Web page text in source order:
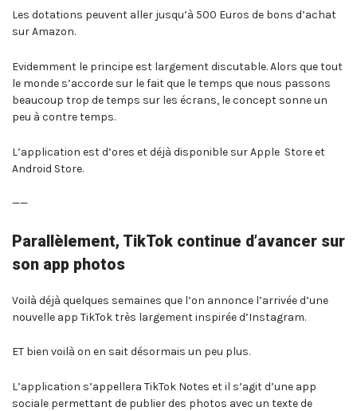
Les dotations peuvent aller jusqu’à 500 Euros de bons d’achat
sur Amazon.
Evidemment le principe est largement discutable. Alors que tout
le monde s’accorde sur le fait que le temps que nous passons
beaucoup trop de temps sur les écrans, le concept sonne un
peu à contre temps.
L’application est d’ores et déjà disponible sur Apple Store et
Android Store.
——
Parallèlement, TikTok continue d’avancer sur
son app photos
Voilà déjà quelques semaines que l’on annonce l’arrivée d’une
nouvelle app TikTok très largement inspirée d’Instagram.
ET bien voilà on en sait désormais un peu plus.
L’application s’appellera TikTok Notes et il s’agit d’une app
sociale permettant de publier des photos avec un texte de